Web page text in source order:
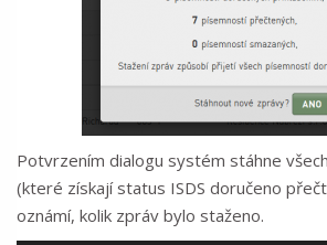
Potvrzením dialogu systém stáhne
(které získají status ISDS doručeno
oznámí, kolik zpráv bylo staženo.